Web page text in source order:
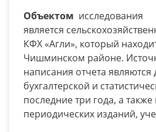
Объектом исследования
является
КФХ «Агли», который
Чишминском районе.
написания отчета
бухгалтерской и
последние три года, а
периодических изданий,